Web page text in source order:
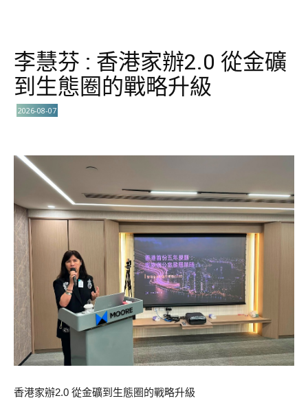
李慧芬 : 香港家辦2.0 從金礦
到生態圈的戰略升級
2026-08-07
香港家辦2.0 從金礦到生態圈的戰略升級